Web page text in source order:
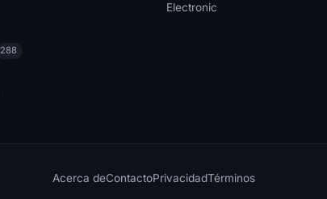
288
Electronic
Acerca deContactoPrivacidadTérminos